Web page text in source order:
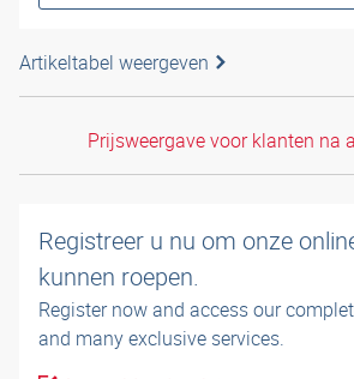
Artikeltabel weergeven
Prijsweergave voor klanten na
Registreer u nu om onze
kunnen roepen.
Register now and access our
and many exclusive services.